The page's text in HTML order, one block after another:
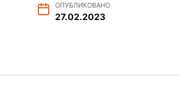
ОПУБЛИКОВАНО
27.02.2023